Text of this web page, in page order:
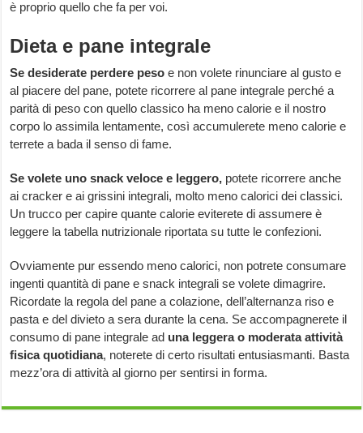
è proprio quello che fa per voi.
Dieta e pane integrale
Se desiderate perdere peso e non volete rinunciare al gusto e
al piacere del pane, potete ricorrere al pane integrale perché a
parità di peso con quello classico ha meno calorie e il nostro
corpo lo assimila lentamente, così accumulerete meno calorie e
terrete a bada il senso di fame.
Se volete uno snack veloce e leggero, potete ricorrere anche
ai cracker e ai grissini integrali, molto meno calorici dei classici.
Un trucco per capire quante calorie eviterete di assumere è
leggere la tabella nutrizionale riportata su tutte le confezioni.
Ovviamente pur essendo meno calorici, non potrete consumare
ingenti quantità di pane e snack integrali se volete dimagrire.
Ricordate la regola del pane a colazione, dell’alternanza riso e
pasta e del divieto a sera durante la cena. Se accompagnerete il
consumo di pane integrale ad una leggera o moderata attività
fisica quotidiana, noterete di certo risultati entusiasmanti. Basta
mezz’ora di attività al giorno per sentirsi in forma.